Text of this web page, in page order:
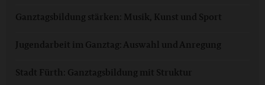
Ganztagsbildung stärken: Musik, Kunst und Sport
Jugendarbeit im Ganztag: Auswahl und Anregung
Stadt Fürth: Ganztagsbildung mit Struktur